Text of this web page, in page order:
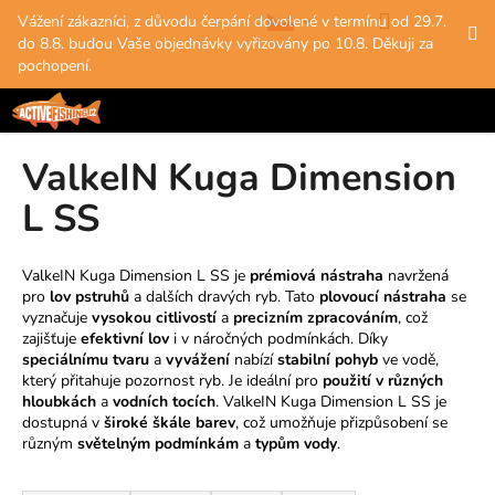
Přejít
obsah
Vážení zákazníci, z důvodu čerpání dovolené v termínu od 29.7.
do 8.8. budou Vaše objednávky vyřizovány po 10.8. Děkuji za
pochopení.
HledatPřihlášení
ValkeIN Kuga Dimension
L SS
ValkeIN Kuga Dimension L SS je prémiová nástraha navržená
pro lov pstruhů a dalších dravých ryb. Tato plovoucí nástraha se
vyznačuje vysokou citlivostí a precizním zpracováním, což
zajišťuje efektivní lov i v náročných podmínkách. Díky
speciálnímu tvaru a vyvážení nabízístabilní pohyb ve vodě,
který přitahuje pozornost ryb. Je ideální pro použití v různých
hloubkách a vodních tocích. ValkeIN Kuga Dimension L SS je
dostupná v široké škále barev, což umožňuje přizpůsobení se
různým světelným podmínkám a typům vody.
Ř
í
k
Zpět
Zpět
C
p
o
t
ř
e
b
u
j
e
t